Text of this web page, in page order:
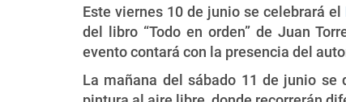
Este viernes 10 de junio se celebrará el
del libro “Todo en orden” de Juan
evento contará con la presencia del
La mañana del sábado 11 de junio se